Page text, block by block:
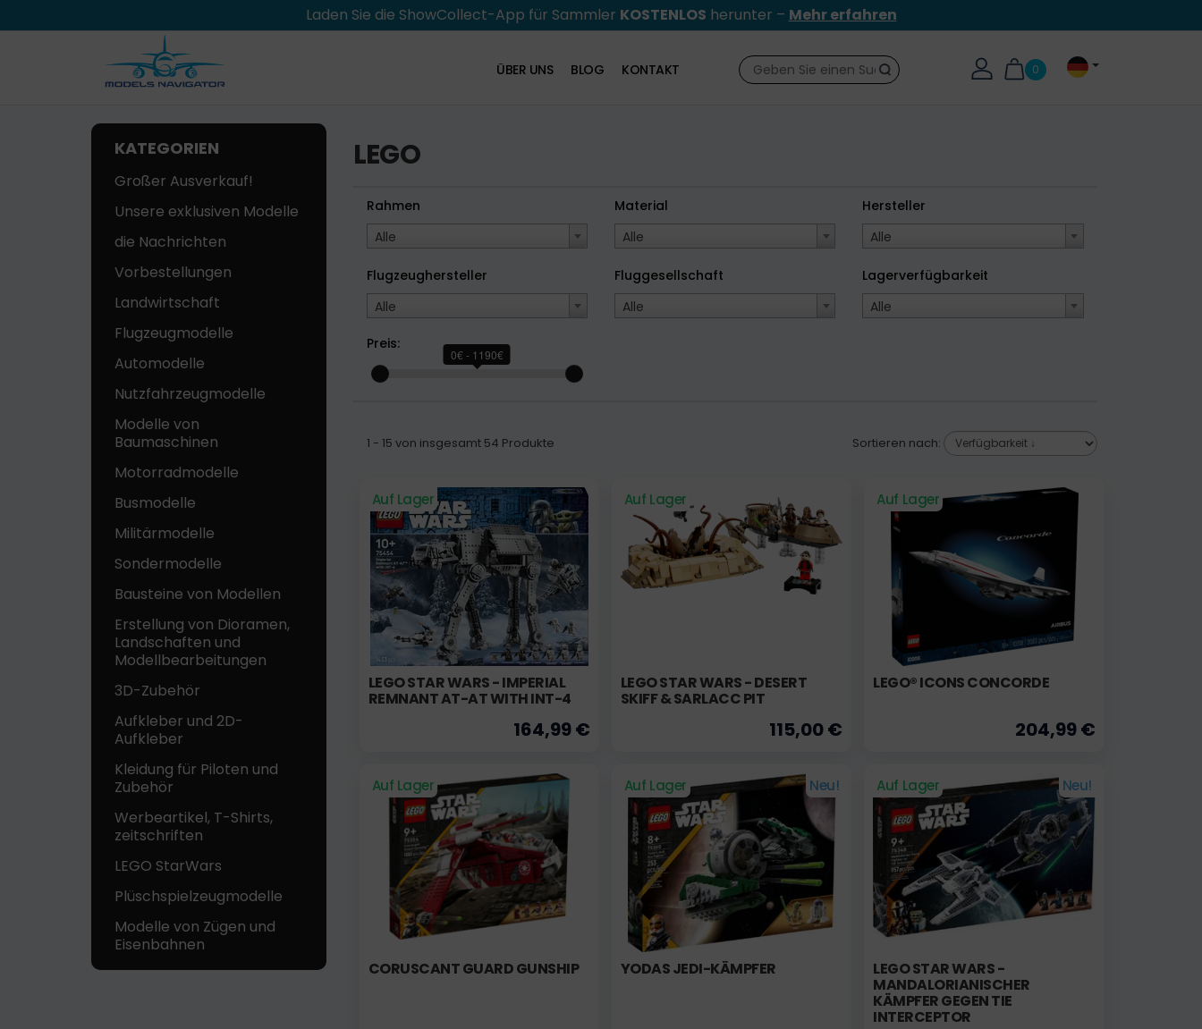
Laden Sie die ShowCollect-App für Sammler KOSTENLOS herunter – Mehr erfahren
0
Suche
ÜBER UNS BLOG KONTAKT
KATEGORIEN
Großer Ausverkauf!
Unsere exklusiven Modelle
die Nachrichten
Vorbestellungen
Landwirtschaft
Flugzeugmodelle
Automodelle
Nutzfahrzeugmodelle
Modelle von
Baumaschinen
Motorradmodelle
Busmodelle
Militärmodelle
Sondermodelle
Bausteine ​​von Modellen
Erstellung von Dioramen,
Landschaften und
Modellbearbeitungen
3D-Zubehör
Aufkleber und 2D-
Aufkleber
Kleidung für Piloten und
Zubehör
Werbeartikel, T-Shirts,
zeitschriften
LEGO StarWars
Plüschspielzeugmodelle
Modelle von Zügen und
Eisenbahnen
LEGO
Rahmen
Alle
Material
Alle
Hersteller
Alle
Flugzeughersteller
Alle
Fluggesellschaft
Alle
Lagerverfügbarkeit
Alle
Preis:
0€ - 1190€
1 - 15 von insgesamt 54 Produkte Sortieren nach:
Auf Lager
LEGO STAR WARS - IMPERIAL
REMNANT AT-AT WITH INT-4
164,99 €
Auf Lager
LEGO STAR WARS - DESERT
SKIFF & SARLACC PIT
115,00 €
Auf Lager
LEGO® ICONS CONCORDE
204,99 €
Auf Lager
CORUSCANT GUARD GUNSHIP
Auf Lager Neu!
YODAS JEDI-KÄMPFER
Auf Lager Neu!
LEGO STAR WARS -
MANDALORIANISCHER
KÄMPFER GEGEN TIE
INTERCEPTOR